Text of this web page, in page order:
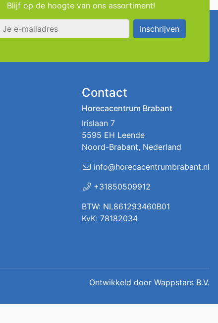
Blijf op de hoogte van ons assortiment!
Inschrijven
Contact
Horecacentrum Brabant
Irislaan 7
5595 EH Leende
Noord-Brabant, Nederland
info@horecacentrumbrabant.nl
+31850509912
BTW: NL861293460B01
KvK: 78182034
Ontwikkeld door Wappstars B.V.